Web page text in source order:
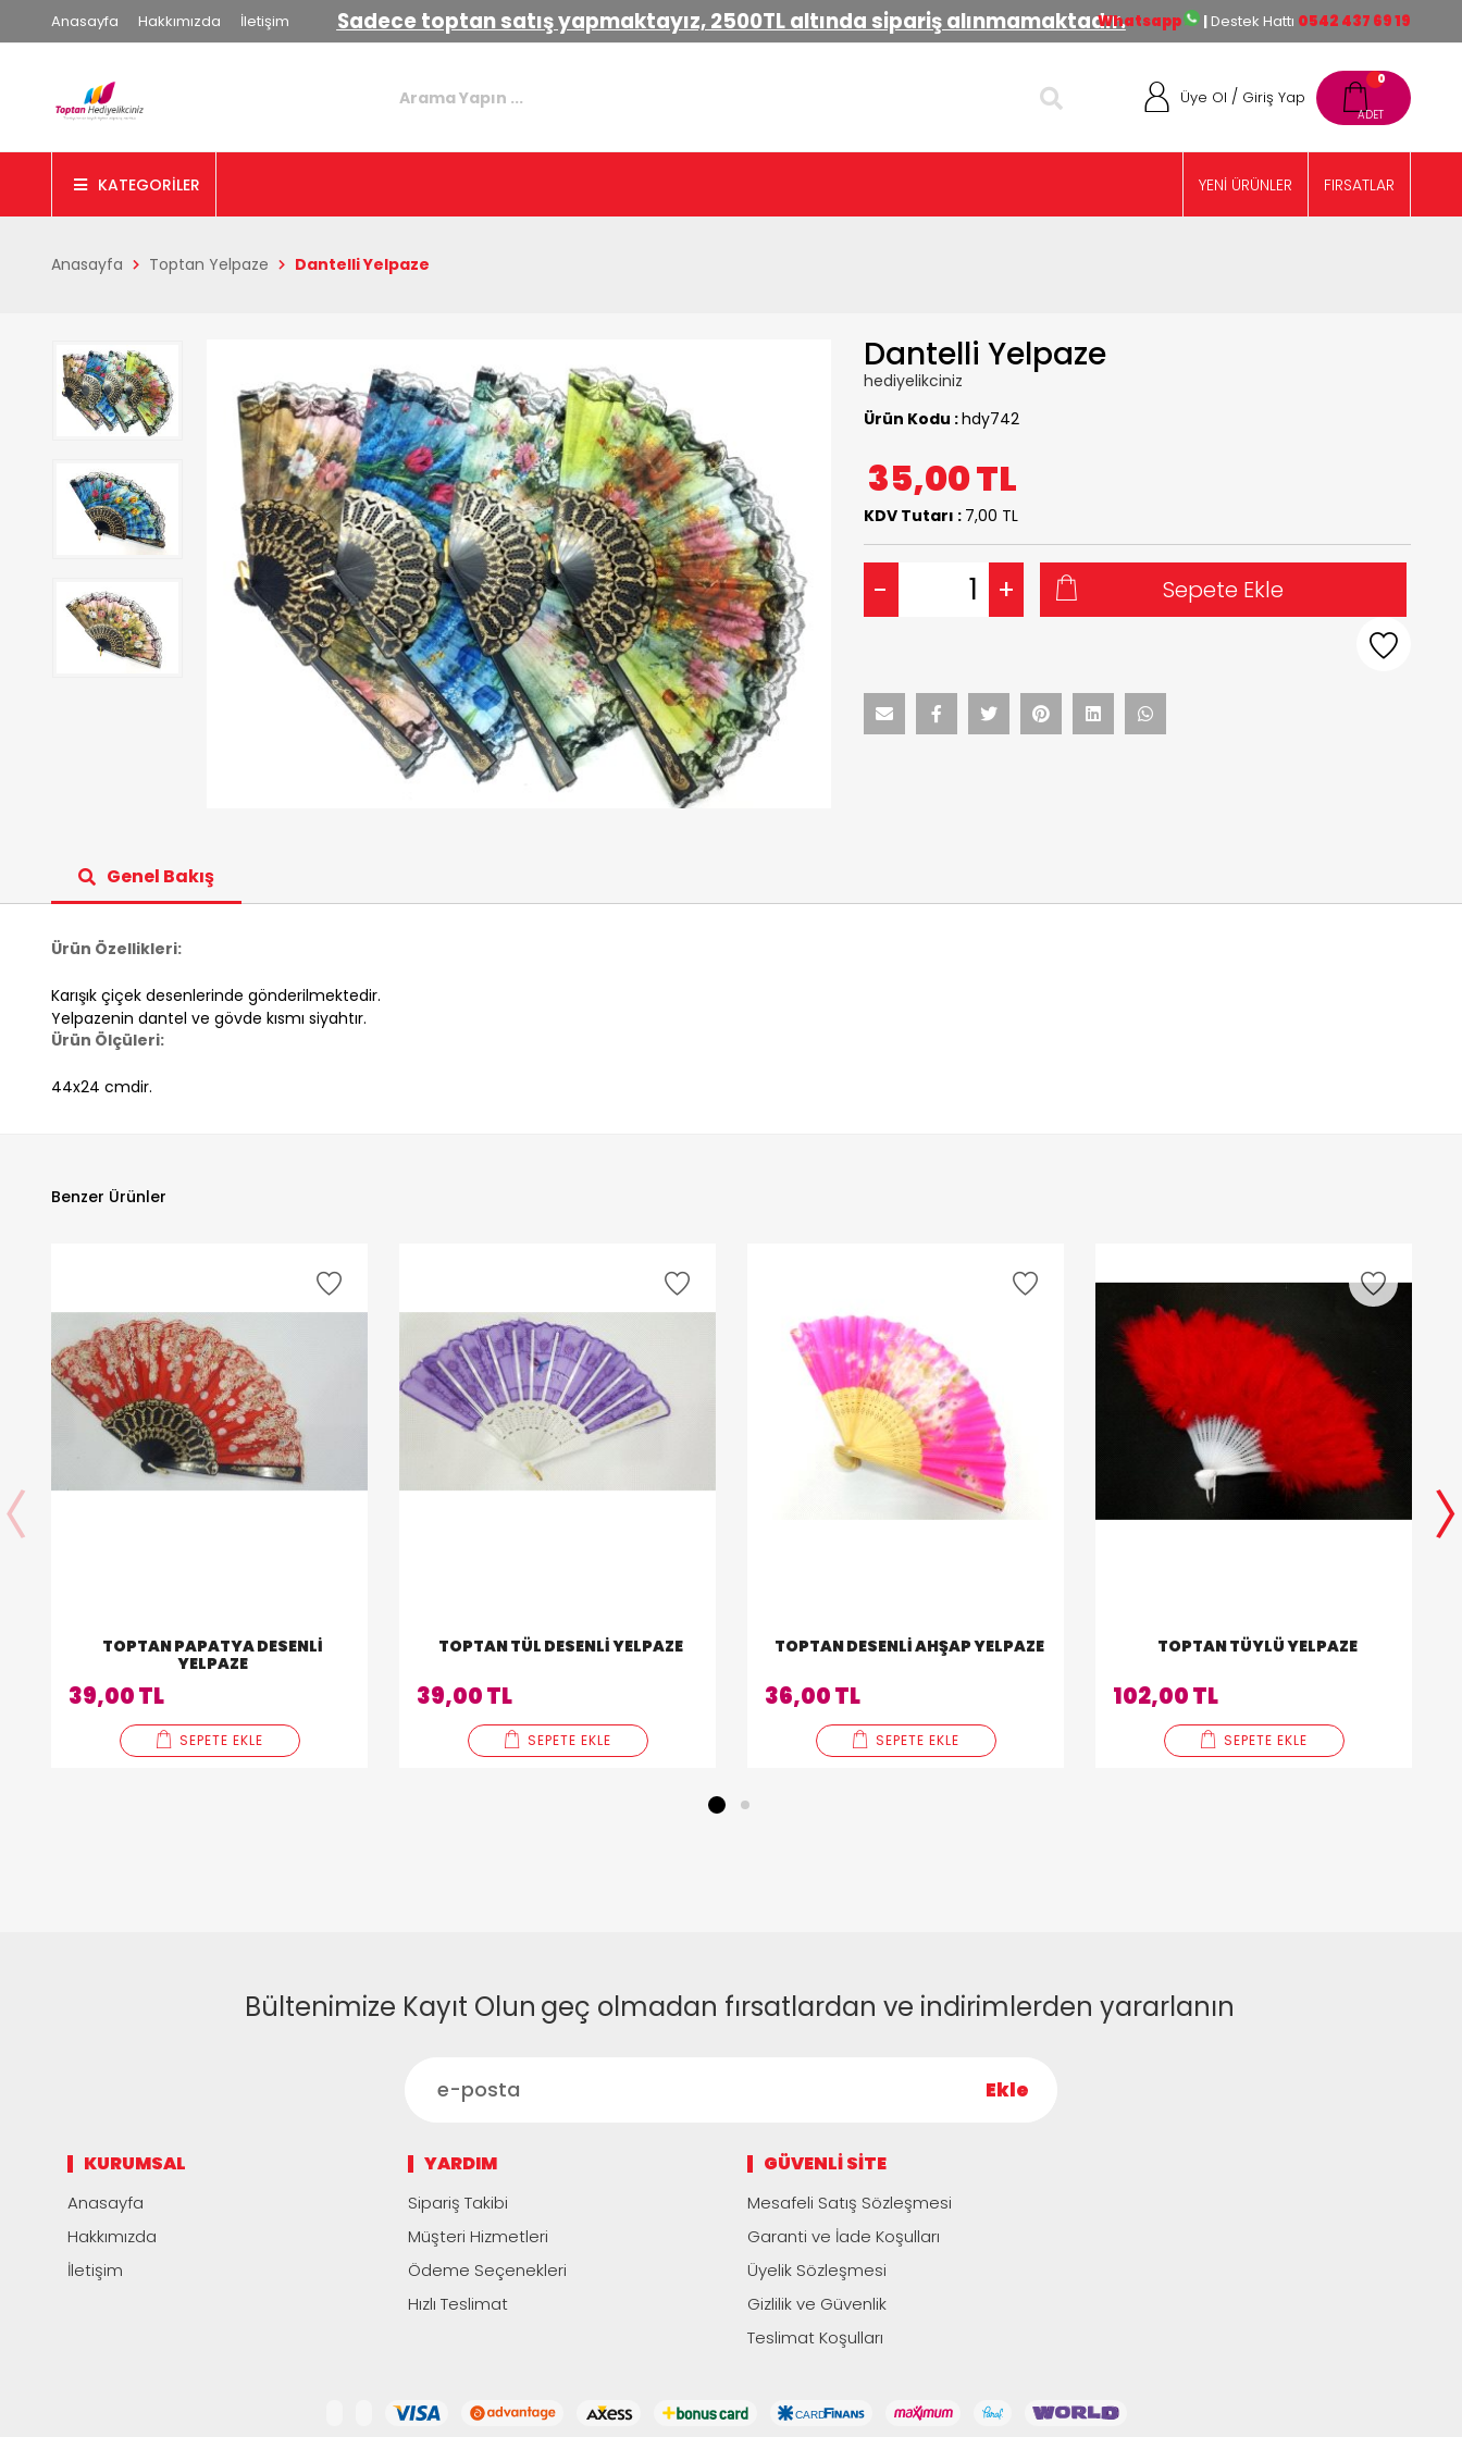
Anasayfa Hakkımızda İletişim Sadece toptan satış yapmaktayız, 2500TL altında sipariş alınmamaktadır.Whatsapp |Destek Hattı 0542 437 69 19
0
Üye Ol / Giriş Yap
KATEGORİLER FIRSATLAR
YENİ ÜRÜNLER
Anasayfa Toptan Yelpaze Dantelli Yelpaze
Dantelli Yelpaze
hediyelikciniz
Ürün Kodu :hdy742
35,00TL
KDV Tutarı : 7,00 TL
- + Sepete Ekle
Genel Bakış
Ürün Özellikleri:
Karışık çiçek desenlerinde gönderilmektedir.
Yelpazenin dantel ve gövde kısmı siyahtır.
Ürün Ölçüleri:
44x24 cmdir.
Benzer Ürünler
TOPTAN PAPATYA DESENLI
YELPAZE
39,00 TL
SEPETE EKLE
TOPTAN TÜL DESENLI YELPAZE
39,00 TL
SEPETE EKLE
TOPTAN DESENLI AHŞAP YELPAZE
36,00 TL
SEPETE EKLE
TOPTAN TÜYLÜ YELPAZE
102,00 TL
SEPETE EKLE
1 2
Bültenimize Kayıt Olun geç olmadan fırsatlardan ve indirimlerden yararlanın
Ekle
KURUMSAL
Anasayfa
Hakkımızda
İletişim
YARDIM
Sipariş Takibi
Müşteri Hizmetleri
Ödeme Seçenekleri
Hızlı Teslimat
GÜVENLI SITE
Mesafeli Satış Sözleşmesi
Garanti ve İade Koşulları
Üyelik Sözleşmesi
Gizlilik ve Güvenlik
Teslimat Koşulları